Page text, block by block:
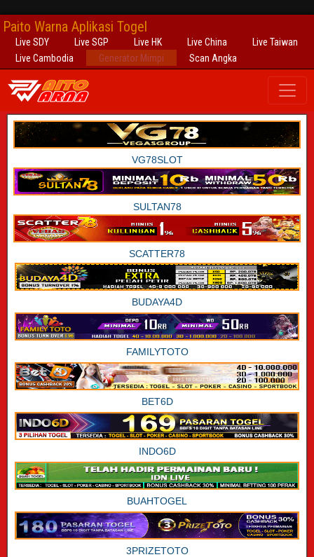
Paito Warna Aplikasi Togel
Live SDY Live SGP Live HK Live China
Live Taiwan
Live Cambodia
Generator Mimpi Scan Angka
VG78SLOT
SULTAN78
SCATTER78
BUDAYA4D
FAMILYTOTO
BET6D
INDO6D
BUAHTOGEL
3PRIZETOTO